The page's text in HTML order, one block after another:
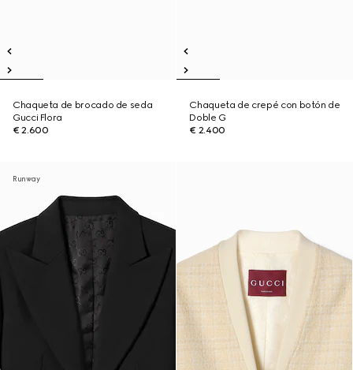
Chaqueta de brocado de seda
Gucci Flora
€ 2.600
Chaqueta de crepé con botón de
Doble G
€ 2.400
Runway